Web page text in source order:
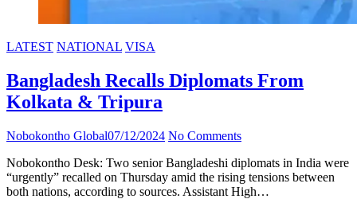
LATEST NATIONAL VISA
Bangladesh Recalls Diplomats From
Kolkata & Tripura
Nobokontho Global07/12/2024 No Comments
Nobokontho Desk: Two senior Bangladeshi diplomats in India were
“urgently” recalled on Thursday amid the rising tensions between
both nations, according to sources. Assistant High…